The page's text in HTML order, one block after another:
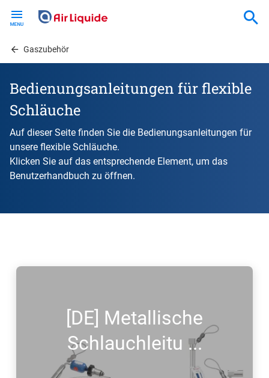
contentGaszubehör
Bedienungsanleitungen für flexible
Schläuche
Auf dieser Seite finden Sie die Bedienungsanleitungen für
unsere flexible Schläuche.
Klicken Sie auf das entsprechende Element, um das
Benutzerhandbuch zu öffnen.
[DE] Metallische
Schlauchleitu ...